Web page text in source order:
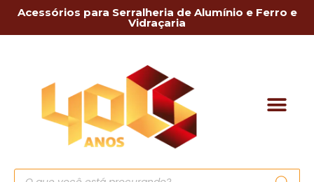
Acessórios para Serralheria de Alumínio e Ferro e
Vidraçaria